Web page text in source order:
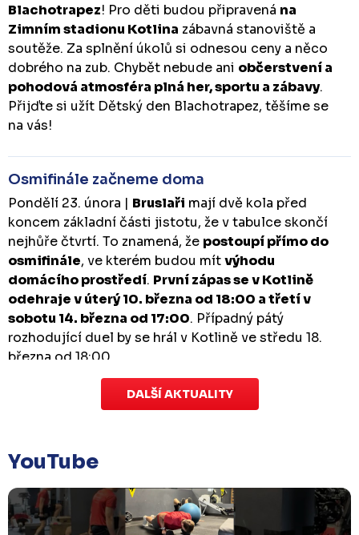
Blachotrapez! Pro děti budou připravená na
Zimním stadionu Kotlina zábavná stanoviště a
soutěže. Za splnění úkolů si odnesou ceny a něco
dobrého na zub. Chybět nebude ani občerstvení a
pohodová atmosféra plná her, sportu a zábavy.
Přijďte si užít Dětský den Blachotrapez, těšíme se
na vás!
Osmifinále začneme doma
Pondělí 23. února | Bruslaři mají dvě kola před
koncem základní části jistotu, že v tabulce skončí
nejhůře čtvrtí. To znamená, že postoupí přímo do
osmifinále, ve kterém budou mítvýhodu
domácího prostředí. První zápas se v Kotlině
odehraje v úterý 10. března od 18:00 a třetí v
sobotu 14. března od 17:00. Případný pátý
rozhodující duel by se hrál v Kotlině ve středu 18.
března od 18:00.
Zápas dorostu je odložen
které se mělo odehrát v pátek 30. ledna ve 14:15,
odloženo!Odehraje se v náhradním termínu, o
kterém se bude jednat.
DALŠÍ AKTUALITY
YouTube